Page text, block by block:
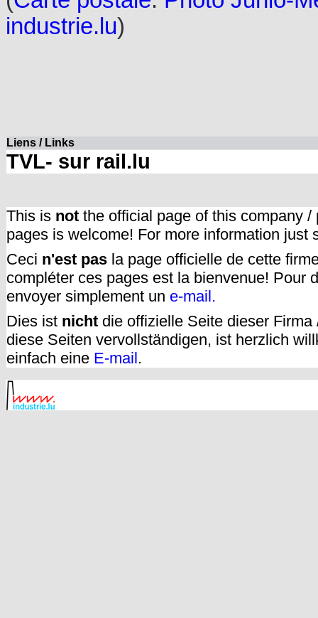
industrie.lu)
Liens / Links
TVL- sur rail.lu
This is not the official page of this company
pages is welcome! For more information just
Ceci n'est pas la page officielle de cette
compléter ces pages est la bienvenue! Pour
envoyer simplement un e-mail.
Dies ist nicht die offizielle Seite dieser
diese Seiten vervollständigen, ist herzlich
einfach eine E-mail.